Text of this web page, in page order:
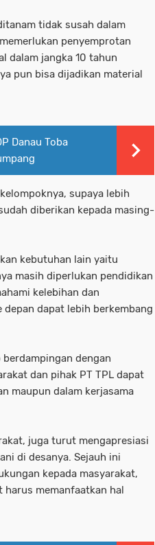
tidak susah dalam
penyemprotan
dalam jangka 10 tahun
pun bisa dijadikan material
Danau Toba
supaya lebih
diberikan kepada masing-
kebutuhan lain yaitu
masih diperlukan pendidikan
kelebihan dan
dapat lebih berkembang
dengan
dan pihak PT TPL dapat
maupun dalam kerjasama
juga turut mengapresiasi
di desanya. Sejauh ini
kepada masyarakat,
harus memanfaatkan hal